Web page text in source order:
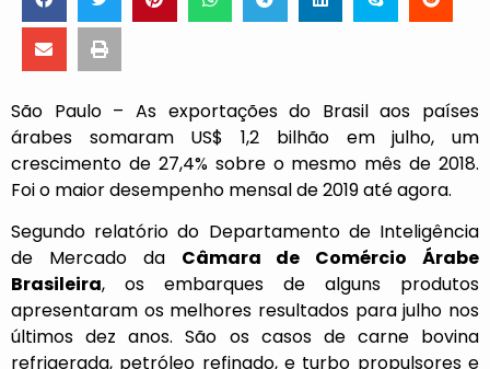
São Paulo – As exportações do Brasil aos países
árabes somaram US$ 1,2 bilhão em julho, um
crescimento de 27,4% sobre o mesmo mês de 2018.
Foi o maior desempenho mensal de 2019 até agora.
Segundo relatório do Departamento de Inteligência
de Mercado da Câmara de Comércio Árabe
Brasileira, os embarques de alguns produtos
apresentaram os melhores resultados para julho nos
últimos dez anos. São os casos de carne bovina
refrigerada, petróleo refinado, e turbo propulsores e